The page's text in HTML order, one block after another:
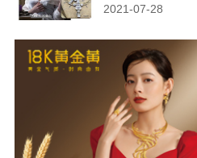
2021-07-28